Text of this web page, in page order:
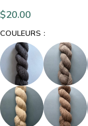
$20.00
COULEURS